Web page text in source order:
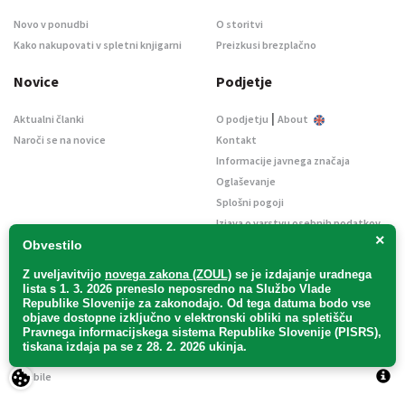
×
Obvestilo
Z uveljavitvijo novega zakona (ZOUL) se je izdajanje uradnega
lista s 1. 3. 2026 preneslo neposredno na Službo Vlade
Republike Slovenije za zakonodajo. Od tega datuma bodo vse
objave dostopne izključno v elektronski obliki na spletišču
Pravnega informacijskega sistema Republike Slovenije (PISRS),
tiskana izdaja pa se z 28. 2. 2026 ukinja.
Novo v ponudbi
Kako nakupovati v spletni knjigarni
O storitvi
Preizkusi brezplačno
Novice
Aktualni članki
Naroči se na novice
Podjetje
O podjetju | About
Kontakt
Informacije javnega značaja
Oglaševanje
Splošni pogoji
Izjava o varstvu osebnih podatkov
Uradni list d. o. o. – v likvidaciji / Vse pravice pridržane.
2Mobile